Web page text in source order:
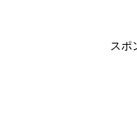
スポ